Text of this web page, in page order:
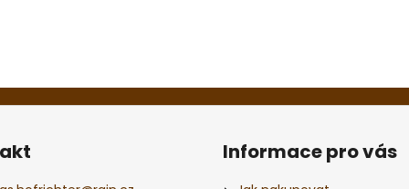
Informace pro vás